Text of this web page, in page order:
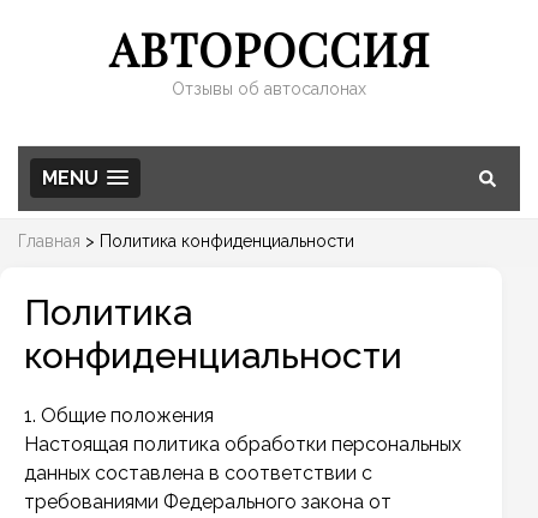
АВТОРОССИЯ
Отзывы об автосалонах
MENU
Главная > Политика конфиденциальности
Политика
конфиденциальности
1. Общие положения
Настоящая политика обработки персональных
данных составлена в соответствии с
требованиями Федерального закона от